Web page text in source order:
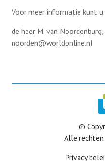
Uitgaansdag 26
Informatie over
Fietstocht
Rijbewijskeuring
Meer Bewegen
Klaverjassen
Koersballen
Contact
Koersbaltoernooi
Een vrolijke
Voor meer informatie kunt
de heer M. van
noorden@worldonline.nl
©
Alle rechten
Privacy